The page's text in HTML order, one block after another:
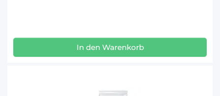
In den Warenkorb